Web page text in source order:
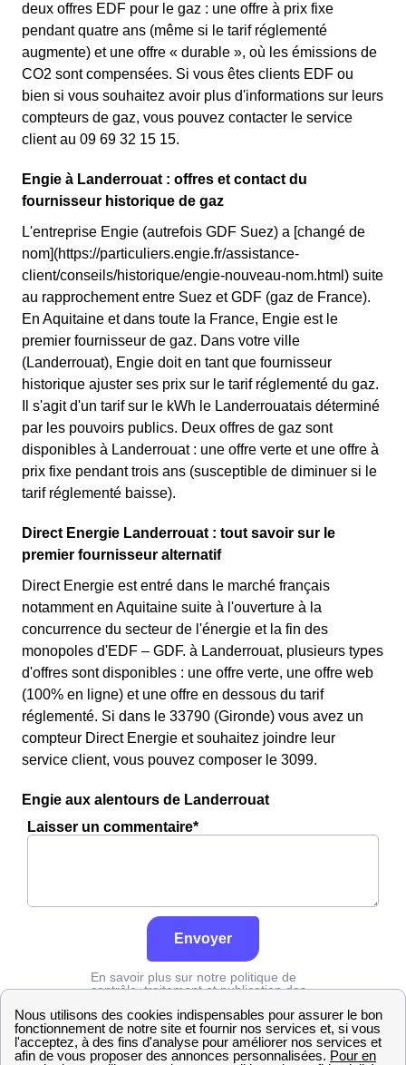
deux offres EDF pour le gaz : une offre à prix fixe
pendant quatre ans (même si le tarif réglementé
augmente) et une offre « durable », où les émissions de
CO2 sont compensées. Si vous êtes clients EDF ou
bien si vous souhaitez avoir plus d'informations sur leurs
compteurs de gaz, vous pouvez contacter le service
client au 09 69 32 15 15.
Engie à Landerrouat : offres et contact du
fournisseur historique de gaz
L'entreprise Engie (autrefois GDF Suez) a [changé de
nom](https://particuliers.engie.fr/assistance-
client/conseils/historique/engie-nouveau-nom.html) suite
au rapprochement entre Suez et GDF (gaz de France).
En Aquitaine et dans toute la France, Engie est le
premier fournisseur de gaz. Dans votre ville
(Landerrouat), Engie doit en tant que fournisseur
historique ajuster ses prix sur le tarif réglementé du gaz.
Il s'agit d'un tarif sur le kWh le Landerrouatais déterminé
par les pouvoirs publics. Deux offres de gaz sont
disponibles à Landerrouat : une offre verte et une offre à
prix fixe pendant trois ans (susceptible de diminuer si le
tarif réglementé baisse).
Direct Energie Landerrouat : tout savoir sur le
premier fournisseur alternatif
Direct Energie est entré dans le marché français
notamment en Aquitaine suite à l'ouverture à la
concurrence du secteur de l'énergie et la fin des
monopoles d'EDF – GDF. à Landerrouat, plusieurs types
d'offres sont disponibles : une offre verte, une offre web
(100% en ligne) et une offre en dessous du tarif
réglementé. Si dans le 33790 (Gironde) vous avez un
compteur Direct Energie et souhaitez joindre leur
service client, vous pouvez composer le 3099.
Engie aux alentours de Landerrouat
Laisser un commentaire*
Envoyer
En savoir plus sur notre politique de
contrôle, traitement et publication des
Engie Gironde Landerrouat